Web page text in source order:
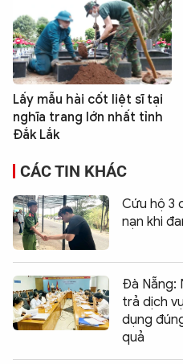
Lấy mẫu hài cốt liệt sĩ tại
nghĩa trang lớn nhất tỉnh
Đắk Lắk
CÁC TIN KHÁC
Cứu hộ 3
nạn khi
Đà Nẵng:
trả dịch
dụng
quả